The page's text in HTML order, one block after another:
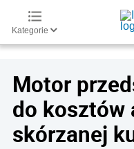
Kategorie
Motor
do kosztów
skórzanej